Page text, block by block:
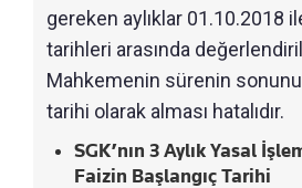
gereken aylıklar 01.10.2018
tarihleri arasında
Mahkemenin sürenin
tarihi olarak alması hatalıdır.
SGK’nın 3 Aylık Yasal
Faizin Başlangıç Tarihi